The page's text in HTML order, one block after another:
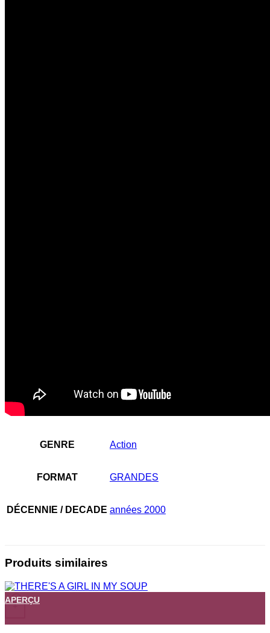
GENRE Action
FORMAT GRANDES
DÉCENNIE / DECADE années 2000
Produits similaires
+
APERÇU